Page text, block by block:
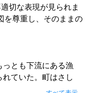
切な表現が見られま
を尊重し、そのままの
とも下流にある漁
ていた。町はさし
んづめ）工場と、貝